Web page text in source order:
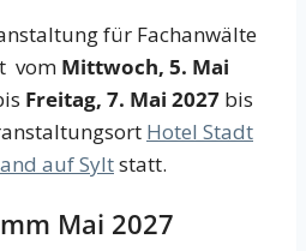
für Fachanwälte
vom Mittwoch, 5. Mai
Freitag, 7. Mai 2027 bis
Hotel Stadt
auf Syltstatt.
Mai 2027